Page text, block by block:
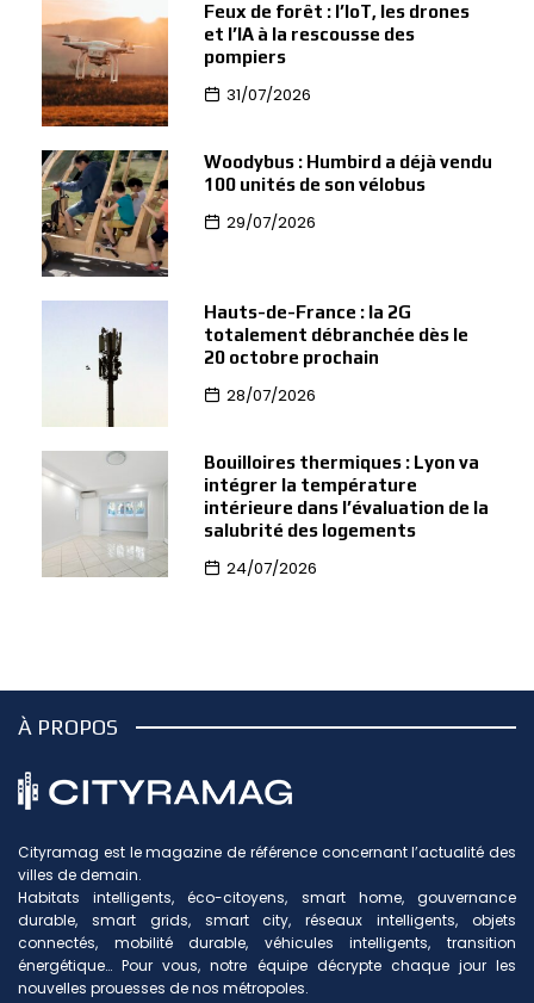
Feux de forêt : l’IoT, les drones
et l’IA à la rescousse des
pompiers
31/07/2026
Woodybus : Humbird a déjà vendu
100 unités de son vélobus
29/07/2026
Hauts-de-France : la 2G
totalement débranchée dès le
20 octobre prochain
28/07/2026
Bouilloires thermiques : Lyon va
intégrer la température
intérieure dans l’évaluation de la
salubrité des logements
24/07/2026
À PROPOS
Cityramag est le magazine de référence concernant l’actualité des
villes de demain.
Habitats intelligents, éco-citoyens, smart home, gouvernance
durable, smart grids, smart city, réseaux intelligents, objets
connectés, mobilité durable, véhicules intelligents, transition
énergétique… Pour vous, notre équipe décrypte chaque jour les
nouvelles prouesses de nos métropoles.